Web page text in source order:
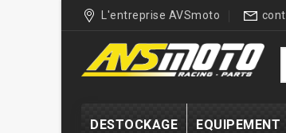
L'entreprise AVSmoto
DESTOCKAGE EQUIPEMENT